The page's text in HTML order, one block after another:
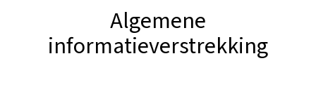
De ECOBOX-serie is uitgerust met
adsorptiemedia die de olieconcentraties efficiënt
minder dan 15 ppm, wat garandeert dat wordt